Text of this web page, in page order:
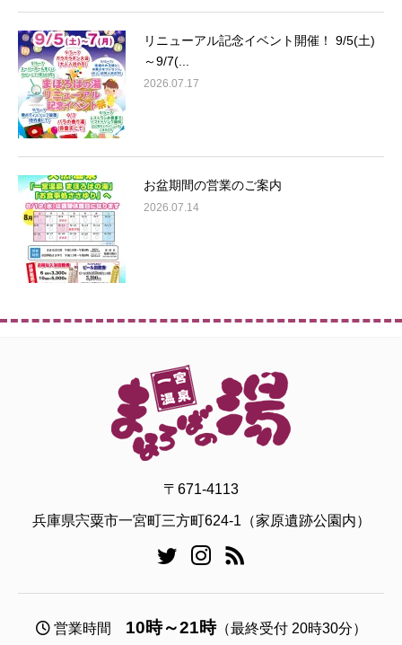
リニューアル記念イベント開催！ 9/5(土)
～9/7(...
2026.07.17
お盆期間の営業のご案内
2026.07.14
〒671-4113
兵庫県宍粟市一宮町三方町624-1（家原遺跡公園内）
営業時間 10時～21時（最終受付 20時30分）